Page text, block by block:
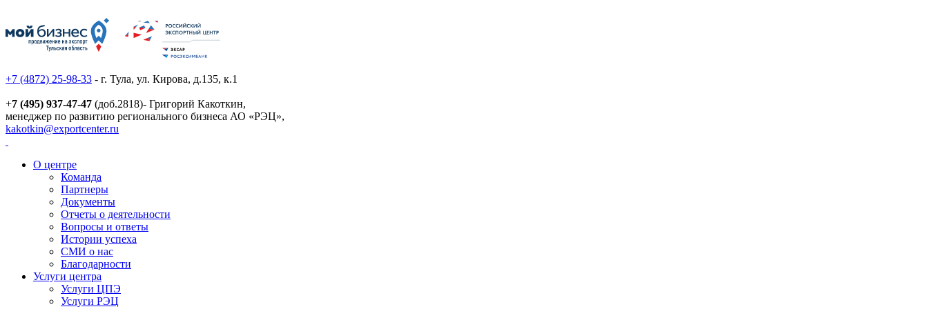
+7 (4872) 25-98-33 - г. Тула, ул. Кирова, д.135, к.1
+7 (495) 937-47-47 (доб.2818)- Григорий Какоткин,
менеджер по развитию регионального бизнеса АО «РЭЦ»,
kakotkin@exportcenter.ru
О центре
Команда
Партнеры
Документы
Отчеты о деятельности
Вопросы и ответы
Истории успеха
СМИ о нас
Благодарности
Услуги центра
Услуги ЦПЭ
Услуги РЭЦ